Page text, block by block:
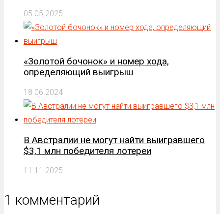
05.05.2025
«Золотой бочонок» и номер хода,
определяющий выигрыш
18.06.2024
В Австралии не могут найти выигравшего
$3,1 млн победителя лотереи
11.11.2025
1 комментарий